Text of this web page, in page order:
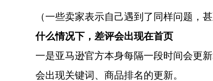
（一些卖家表示自己遇到了同样问题，
什么情况下，差评会出现在首页
一是亚马逊官方本身每隔一段时间会更
会出现关键词、商品排名的更新。